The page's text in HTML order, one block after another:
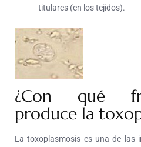
titulares (en los tejidos).
¿Con qué
produce la
La toxoplasmosis es una de las